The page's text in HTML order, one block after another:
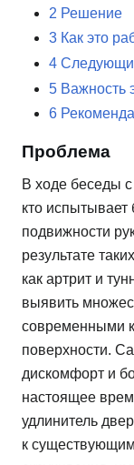
2 Решение
3 Как это
4
5 Важность
6
Проблема
В ходе беседы
кто испытывает
подвижности
результате
как артрит и
выявить
современными
поверхности.
дискомфорт и
настоящее
удлинитель
к